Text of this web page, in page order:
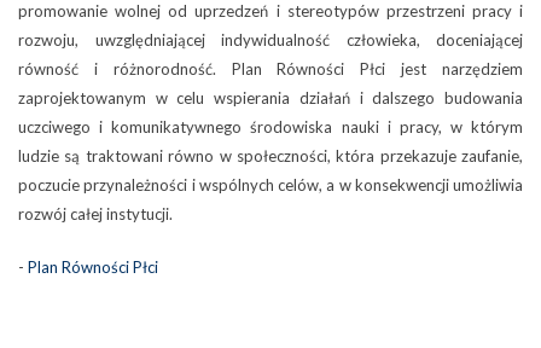
promowanie wolnej od uprzedzeń i stereotypów przestrzeni pracy i
rozwoju, uwzględniającej indywidualność człowieka, doceniającej
równość i różnorodność. Plan Równości Płci jest narzędziem
zaprojektowanym w celu wspierania działań i dalszego budowania
uczciwego i komunikatywnego środowiska nauki i pracy, w którym
ludzie są traktowani równo w społeczności, która przekazuje zaufanie,
poczucie przynależności i wspólnych celów, a w konsekwencji umożliwia
rozwój całej instytucji.
- Plan Równości Płci